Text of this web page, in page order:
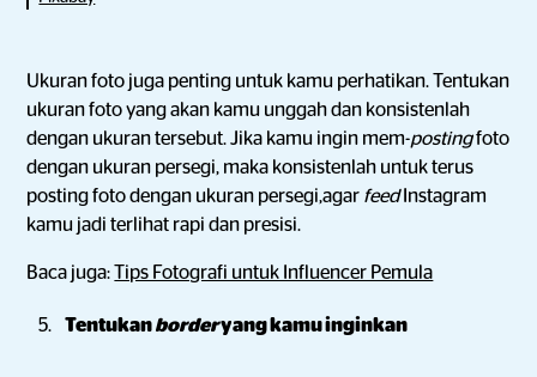
Ukuran foto juga penting untuk kamu perhatikan. Tentukan
ukuran foto yang akan kamu unggah dan konsistenlah
dengan ukuran tersebut. Jika kamu ingin mem-postingfoto
dengan ukuran persegi, maka konsistenlah untuk terus
posting foto dengan ukuran persegi,agar feedInstagram
kamu jadi terlihat rapi dan presisi.
Baca juga: Tips Fotografi untuk Influencer Pemula
Tentukanborderyang kamu inginkan